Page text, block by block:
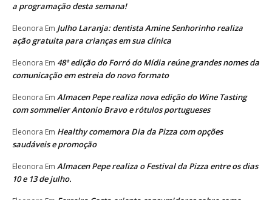
a programação desta semana!
Eleonora Em Julho Laranja: dentista Amine Senhorinho realiza
ação gratuita para crianças em sua clínica
Eleonora Em 48ª edição do Forró do Mídia reúne grandes nomes da
comunicação em estreia do novo formato
Eleonora Em Almacen Pepe realiza nova edição do Wine Tasting
com sommelier Antonio Bravo e rótulos portugueses
Eleonora Em Healthy comemora Dia da Pizza com opções
saudáveis e promoção
Eleonora Em Almacen Pepe realiza o Festival da Pizza entre os dias
10 e 13 de julho.